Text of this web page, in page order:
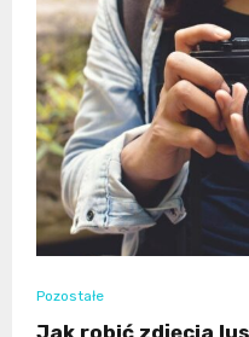
Pozostałe
Jak robić zdjęcia